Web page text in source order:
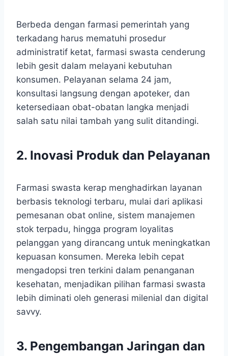
Berbeda dengan farmasi pemerintah yang
terkadang harus mematuhi prosedur
administratif ketat, farmasi swasta cenderung
lebih gesit dalam melayani kebutuhan
konsumen. Pelayanan selama 24 jam,
konsultasi langsung dengan apoteker, dan
ketersediaan obat-obatan langka menjadi
salah satu nilai tambah yang sulit ditandingi.
2. Inovasi Produk dan Pelayanan
Farmasi swasta kerap menghadirkan layanan
berbasis teknologi terbaru, mulai dari aplikasi
pemesanan obat online, sistem manajemen
stok terpadu, hingga program loyalitas
pelanggan yang dirancang untuk meningkatkan
kepuasan konsumen. Mereka lebih cepat
mengadopsi tren terkini dalam penanganan
kesehatan, menjadikan pilihan farmasi swasta
lebih diminati oleh generasi milenial dan digital
savvy.
3. Pengembangan Jaringan dan